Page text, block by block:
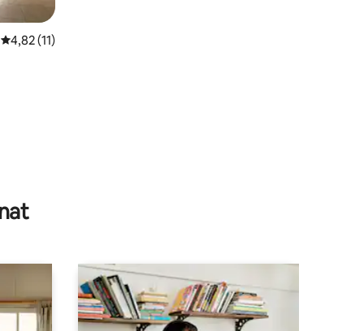
Keskimääräinen arvio 4,82/5, 11 arvostelua
4,82 (11)